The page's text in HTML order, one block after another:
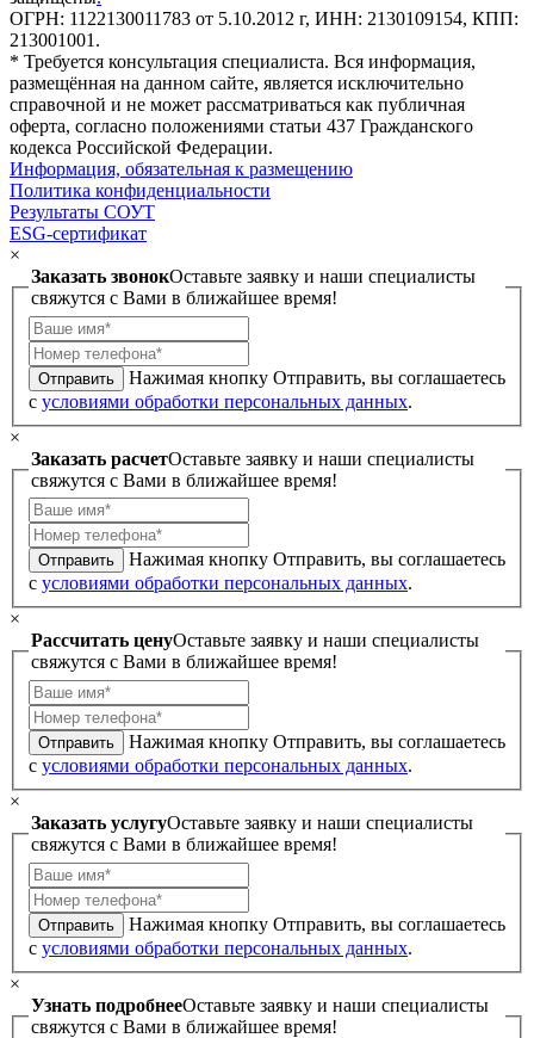
ОГРН: 1122130011783 от 5.10.2012 г, ИНН: 2130109154, КПП:
213001001.
* Требуется консультация специалиста. Вся информация,
размещённая на данном сайте, является исключительно
справочной и не может рассматриваться как публичная
оферта, согласно положениями статьи 437 Гражданского
кодекса Российской Федерации.
Информация, обязательная к размещению
Политика конфиденциальности
Результаты СОУТ
ESG-сертификат
×
Заказать звонокОставьте заявку и наши специалисты
свяжутся с Вами в ближайшее время!
Отправить
Нажимая кнопку Отправить, вы соглашаетесь
с условиями обработки персональных данных.
×
Заказать расчетОставьте заявку и наши специалисты
свяжутся с Вами в ближайшее время!
Отправить
Нажимая кнопку Отправить, вы соглашаетесь
с условиями обработки персональных данных.
×
Рассчитать ценуОставьте заявку и наши специалисты
свяжутся с Вами в ближайшее время!
Отправить
Нажимая кнопку Отправить, вы соглашаетесь
с условиями обработки персональных данных.
×
Заказать услугуОставьте заявку и наши специалисты
свяжутся с Вами в ближайшее время!
Отправить
Нажимая кнопку Отправить, вы соглашаетесь
с условиями обработки персональных данных.
×
Узнать подробнееОставьте заявку и наши специалисты
свяжутся с Вами в ближайшее время!